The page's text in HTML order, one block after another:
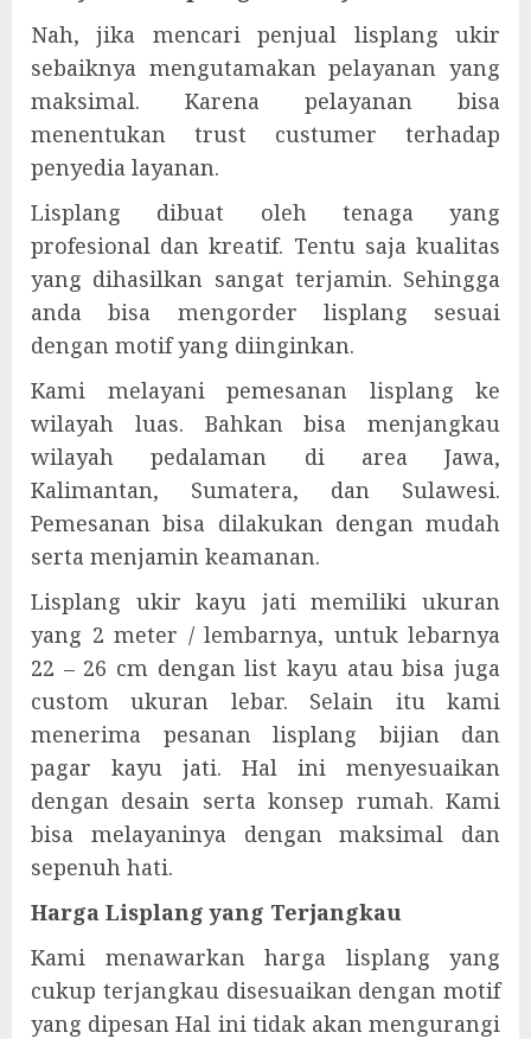
Nah, jika mencari penjual lisplang ukir
sebaiknya mengutamakan pelayanan yang
maksimal. Karena pelayanan bisa
menentukan trust custumer terhadap
penyedia layanan.
Lisplang dibuat oleh tenaga yang
profesional dan kreatif. Tentu saja kualitas
yang dihasilkan sangat terjamin. Sehingga
anda bisa mengorder lisplang sesuai
dengan motif yang diinginkan.
Kami melayani pemesanan lisplang ke
wilayah luas. Bahkan bisa menjangkau
wilayah pedalaman di area Jawa,
Kalimantan, Sumatera, dan Sulawesi.
Pemesanan bisa dilakukan dengan mudah
serta menjamin keamanan.
Lisplang ukir kayu jati memiliki ukuran
yang 2 meter / lembarnya, untuk lebarnya
22 – 26 cm dengan list kayu atau bisa juga
custom ukuran lebar. Selain itu kami
menerima pesanan lisplang bijian dan
pagar kayu jati. Hal ini menyesuaikan
dengan desain serta konsep rumah. Kami
bisa melayaninya dengan maksimal dan
sepenuh hati.
Harga Lisplang yang Terjangkau
Kami menawarkan harga lisplang yang
cukup terjangkau disesuaikan dengan motif
yang dipesan Hal ini tidak akan mengurangi